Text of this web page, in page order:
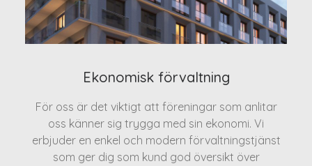
Ekonomisk förvaltning
För oss är det viktigt att föreningar som anlitar
oss känner sig trygga med sin ekonomi. Vi
erbjuder en enkel och modern förvaltningstjänst
som ger dig som kund god översikt över